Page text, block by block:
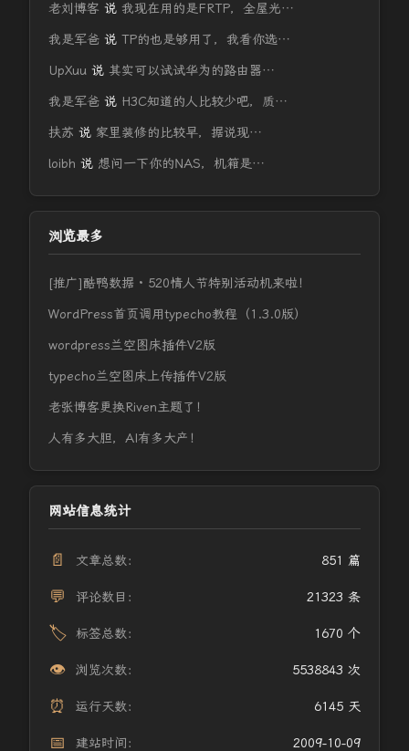
老刘博客 说 我现在用的是FRTP，全屋光…
我是军爸 说 TP的也是够用了，我看你选…
UpXuu 说 其实可以试试华为的路由器…
我是军爸 说 H3C知道的人比较少吧，质…
扶苏 说 家里装修的比较早，据说现…
loibh 说 想问一下你的NAS，机箱是…
浏览最多
[推广]酷鸭数据 · 520情人节特别活动机来啦！
WordPress首页调用typecho教程（1.3.0版）
wordpress兰空图床插件V2版
typecho兰空图床上传插件V2版
老张博客更换Riven主题了！
人有多大胆，AI有多大产！
网站信息统计
📄 文章总数： 851 篇
💬 评论数目： 21323 条
🏷️ 标签总数： 1670 个
👁️ 浏览次数： 5538843 次
⏰ 运行天数： 6145 天
📅 建站时间： 2009-10-09